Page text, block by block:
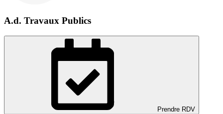
A.d. Travaux Publics
Prendre RDV